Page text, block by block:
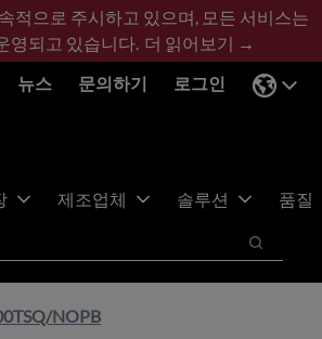
적으로 주시하고 있으며, 모든 서비스는
영되고 있습니다. 더 읽어보기 →
뉴스
문의하기 로그인
제조업체 솔루션
품질
검색
NOPB